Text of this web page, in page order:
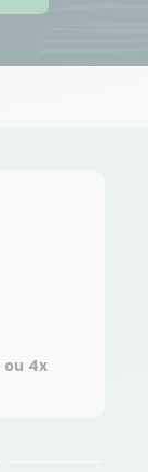
ou 4x